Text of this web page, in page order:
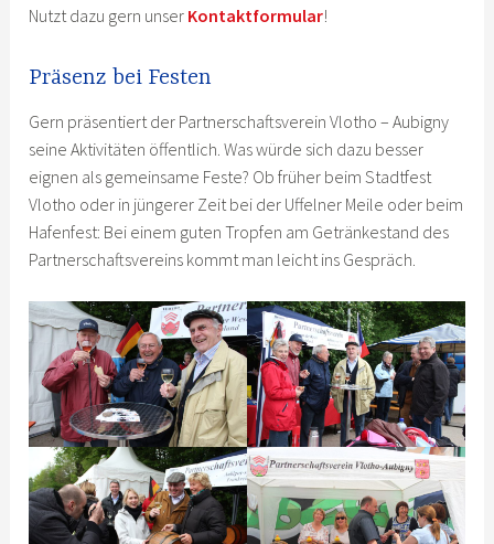
Nutzt dazu gern unser Kontaktformular!
Präsenz bei Festen
Gern präsentiert der Partnerschaftsverein Vlotho – Aubigny
seine Aktivitäten öffentlich. Was würde sich dazu besser
eignen als gemeinsame Feste? Ob früher beim Stadtfest
Vlotho oder in jüngerer Zeit bei der Uffelner Meile oder beim
Hafenfest: Bei einem guten Tropfen am Getränkestand des
Partnerschaftsvereins kommt man leicht ins Gespräch.